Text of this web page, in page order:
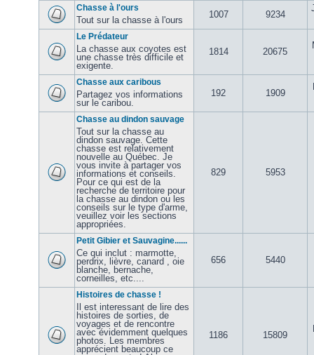
Chasse à l'ours
Tout sur la chasse à l'ours
1007 9234
Le Prédateur
La chasse aux coyotes est
une chasse très difficile et
exigente.
1814 20675
Chasse aux caribous
Partagez vos informations
sur le caribou.
192 1909
Chasse au dindon sauvage
Tout sur la chasse au
dindon sauvage. Cette
chasse est relativement
nouvelle au Québec. Je
vous invite à partager vos
informations et conseils.
Pour ce qui est de la
recherche de territoire pour
la chasse au dindon ou les
conseils sur le type d'arme,
veuillez voir les sections
appropriées.
829 5953
Petit Gibier et Sauvagine......
Ce qui inclut : marmotte,
perdrix, lièvre, canard , oie
blanche, bernache,
corneilles, etc....
656 5440
Histoires de chasse !
Il est interessant de lire des
histoires de sorties, de
voyages et de rencontre
avec évidemment quelques
photos. Les membres
apprécient beaucoup ce
1186 15809